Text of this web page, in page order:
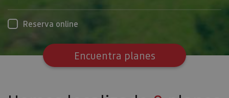
Reserva online
Encuentra planes